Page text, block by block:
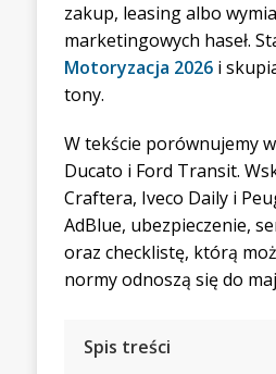
zakup, leasing albo
marketingowych haseł.
Motoryzacja 2026i
tony.
W tekście porównujemy
Ducato i Ford Transit.
Craftera, Iveco Daily i
AdBlue, ubezpieczenie,
oraz checklistę, którą
normy odnoszą się do
Spis treści